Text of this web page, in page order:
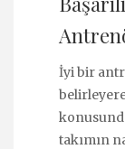
İyi bir
takımın